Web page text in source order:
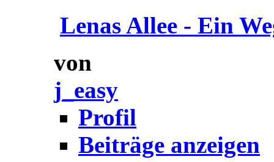
Lenas Allee - Ein
von
j_easy
Profil
Beiträge anzeigen